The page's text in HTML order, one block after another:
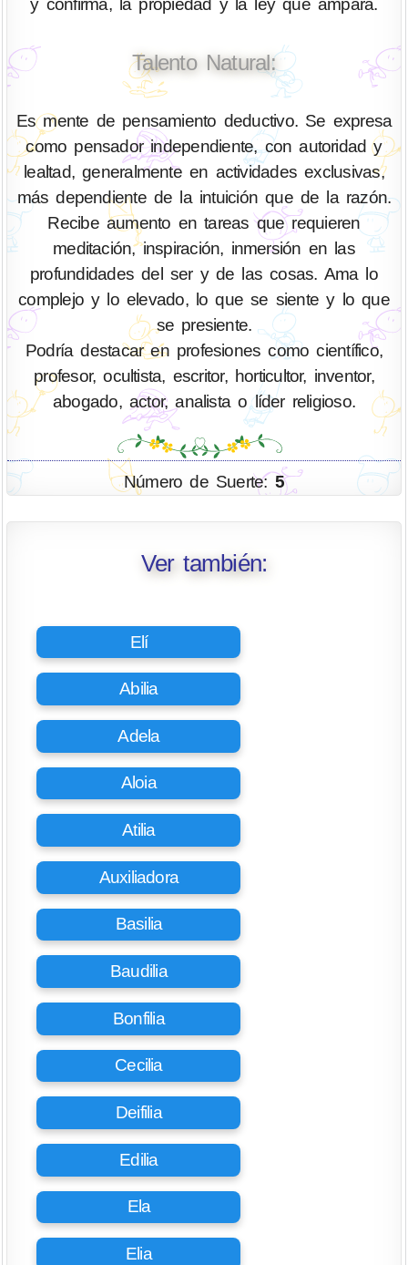
y confirma, la propiedad y la ley que ampara.
Talento Natural:
Es mente de pensamiento deductivo. Se expresa
como pensador independiente, con autoridad y
lealtad, generalmente en actividades exclusivas,
más dependiente de la intuición que de la razón.
Recibe aumento en tareas que requieren
meditación, inspiración, inmersión en las
profundidades del ser y de las cosas. Ama lo
complejo y lo elevado, lo que se siente y lo que
se presiente.
Podría destacar en profesiones como científico,
profesor, ocultista, escritor, horticultor, inventor,
abogado, actor, analista o líder religioso.
Número de Suerte: 5
Ver también:
Elí
Abilia
Adela
Aloia
Atilia
Auxiliadora
Basilia
Baudilia
Bonfilia
Cecilia
Deifilia
Edilia
Ela
Elia